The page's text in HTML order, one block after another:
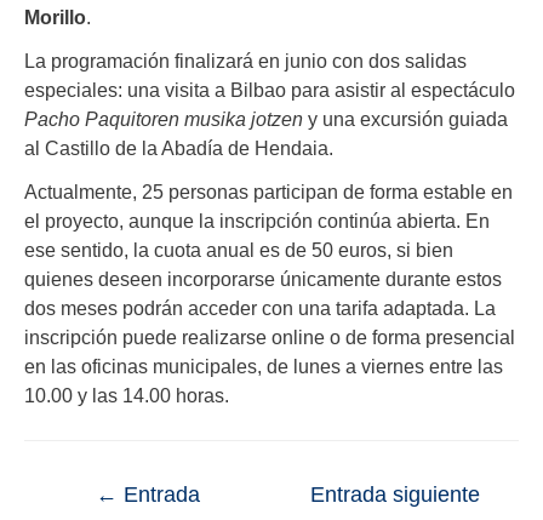
Morillo.
La programación finalizará en junio con dos salidas
especiales: una visita a Bilbao para asistir al espectáculo
Pacho Paquitoren musika jotzen y una excursión guiada
al Castillo de la Abadía de Hendaia.
Actualmente, 25 personas participan de forma estable en
el proyecto, aunque la inscripción continúa abierta. En
ese sentido, la cuota anual es de 50 euros, si bien
quienes deseen incorporarse únicamente durante estos
dos meses podrán acceder con una tarifa adaptada. La
inscripción puede realizarse online o de forma presencial
en las oficinas municipales, de lunes a viernes entre las
10.00 y las 14.00 horas.
← Entrada Entrada siguiente